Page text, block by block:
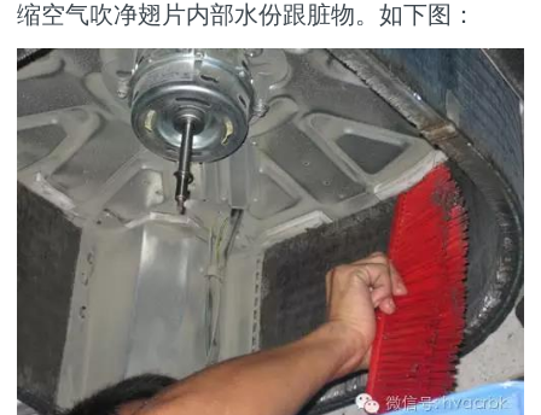
缩空气吹净翅片内部水份跟脏物。如下图：